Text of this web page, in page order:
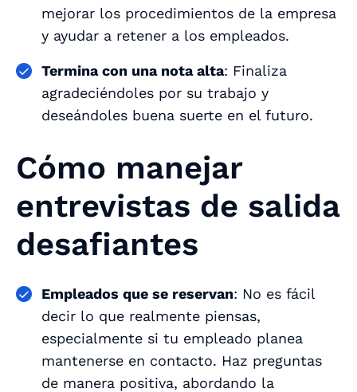
mejorar los procedimientos de la empresa
y ayudar a retener a los empleados.
Termina con una nota alta: Finaliza
agradeciéndoles por su trabajo y
deseándoles buena suerte en el futuro.
Cómo manejar
entrevistas de salida
desafiantes
Empleados que se reservan: No es fácil
decir lo que realmente piensas,
especialmente si tu empleado planea
mantenerse en contacto. Haz preguntas
de manera positiva, abordando la